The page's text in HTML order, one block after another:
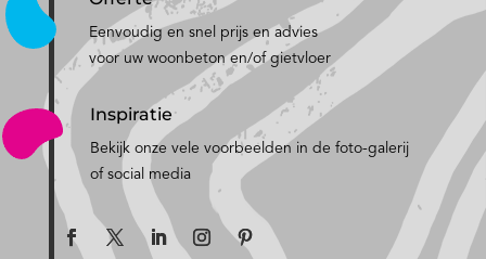
Eenvoudig en snel prijs en advies
voor uw woonbeton en/of gietvloer
Inspiratie
Bekijk onze vele voorbeelden in de foto-galerij
of social media